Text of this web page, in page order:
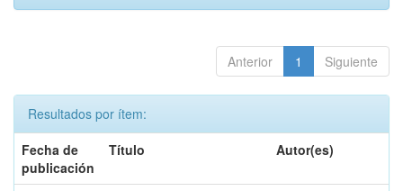
Anterior 1 Siguiente
Resultados por ítem:
Fecha de
publicación
Título Autor(es)